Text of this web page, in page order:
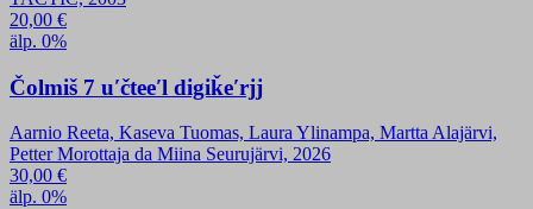
20,00 €
älp. 0%
Čolmiš 7 uʹčteeʹl digiǩeʹrjj
Aarnio Reeta, Kaseva Tuomas, Laura Ylinampa, Martta Alajärvi,
Petter Morottaja da Miina Seurujärvi, 2026
30,00 €
älp. 0%